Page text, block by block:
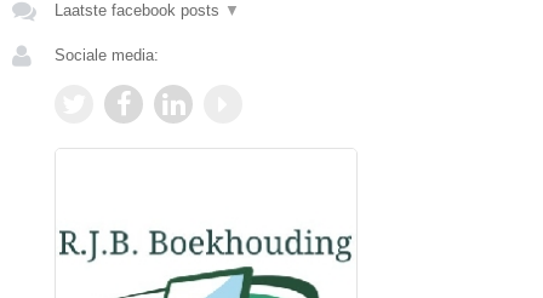
Laatste facebook posts ▼
Sociale media: